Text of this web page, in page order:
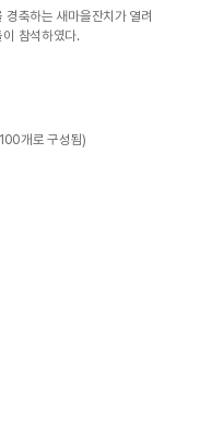
축하는 새마을잔치가 열려
참석하였다.
개로 구성됨)